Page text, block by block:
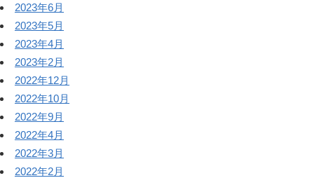
2023年6月
2023年5月
2023年4月
2023年2月
2022年12月
2022年10月
2022年9月
2022年4月
2022年3月
2022年2月